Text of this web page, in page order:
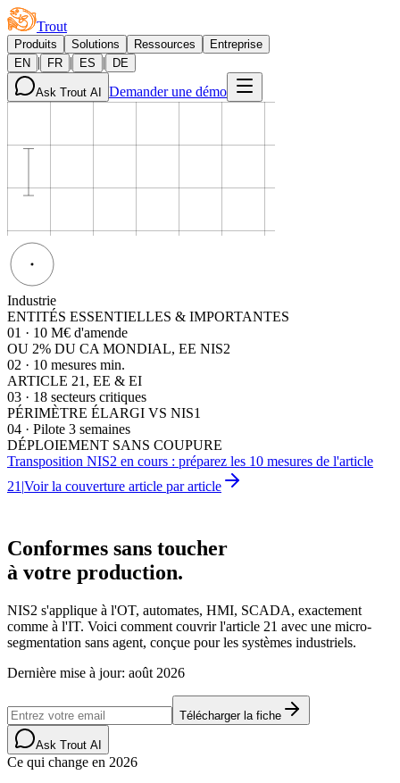
Trout
Produits Solutions Ressources
Entreprise
EN
| FR | ES | DE
Ask Trout AI Demander une démo
Industrie
ENTITÉS ESSENTIELLES & IMPORTANTES
01 · 10 M€ d'amende
OU 2% DU CA MONDIAL, EE NIS2
02 · 10 mesures min.
ARTICLE 21, EE & EI
03 · 18 secteurs critiques
PÉRIMÈTRE ÉLARGI VS NIS1
04 · Pilote 3 semaines
DÉPLOIEMENT SANS COUPURE
Transposition NIS2 en cours : préparez les 10 mesures de l'article
21 |Voir la couverture article par article
Conformes sans toucher
à votre production.
NIS2 s'applique à l'OT, automates, HMI, SCADA, exactement
comme à l'IT. Voici comment couvrir l'article 21 avec une micro-
segmentation sans agent, conçue pour les systèmes industriels.
Dernière mise à jour: août 2026
Télécharger la fiche
Ask Trout AI
Ce qui change en 2026